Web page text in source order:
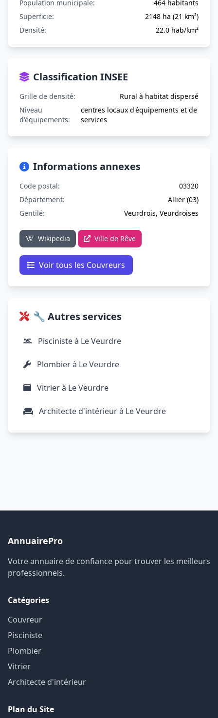
Population municipale:
464 habitants
Superficie:
2148 ha (21 km²)
Densité:
22.0 hab/km²
Classification INSEE
Grille de densité:
Rural à habitat dispersé
Niveau
d'équipements:
centres locaux d'équipements et de
services
Informations annexes
Code postal:
03320
Département:
Allier (03)
Gentilé:
Veurdrois, Veurdroises
Wikipedia Ville de Rêve
Voir tous les Couvreurs
🔧 Autres services
Pisciniste à Le Veurdre
Plombier à Le Veurdre
Vitrier à Le Veurdre
Architecte d'intérieur à Le Veurdre
AnnuairePro
Votre annuaire de confiance pour trouver les meilleurs
professionnels.
Catégories
Couvreur
Pisciniste
Plombier
Vitrier
Architecte d'intérieur
Plan du Site